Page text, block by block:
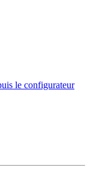
le configurateur